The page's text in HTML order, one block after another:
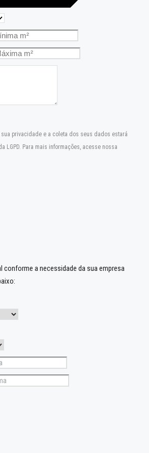
privacidade e a coleta dos seus dados estará
LGPD. Para mais informações, acesse nossa
conforme a necessidade da sua empresa